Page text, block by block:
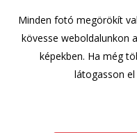
Minden fotó megörökít
kövesse weboldalunkon
képekben. Ha még
látogasson